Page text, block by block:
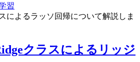
習
によるラッソ回帰について解説しま
クラスによるリッジ